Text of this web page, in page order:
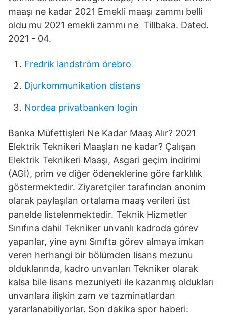
maaşı ne kadar 2021 Emekli maaşı zammı belli
oldu mu 2021 emekli zammı ne Tillbaka. Dated.
2021 - 04.
Fredrik landström örebro
Djurkommunikation distans
Nordea privatbanken login
Banka Müfettişleri Ne Kadar Maaş Alır? 2021
Elektrik Teknikeri Maaşları ne kadar? Çalışan
Elektrik Teknikeri Maaşı, Asgari geçim indirimi
(AGİ), prim ve diğer ödeneklerine göre farklılık
göstermektedir. Ziyaretçiler tarafından anonim
olarak paylaşılan ortalama maaş verileri üst
panelde listelenmektedir. Teknik Hizmetler
Sınıfına dahil Tekniker unvanlı kadroda görev
yapanlar, yine aynı Sınıfta görev almaya imkan
veren herhangi bir bölümden lisans mezunu
olduklarında, kadro unvanları Tekniker olarak
kalsa bile lisans mezuniyeti ile kazanmış oldukları
unvanlara ilişkin zam ve tazminatlardan
yararlanabiliyorlar. Son dakika spor haberi: